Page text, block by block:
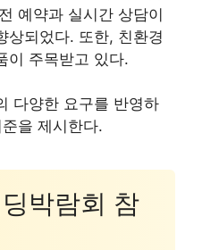
예약과 실시간 상담이
상되었다. 또한, 친환경
이 주목받고 있다.
다양한 요구를 반영하
을 제시한다.
박람회 참